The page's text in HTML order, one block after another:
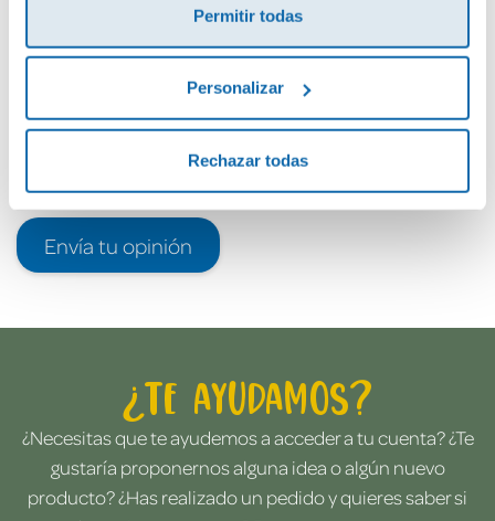
Permitir todas
Personalizar
Rechazar todas
Debes iniciar sesión para poder valorarlo
Envía tu opinión
¿Te ayudamos?
¿Necesitas que te ayudemos a acceder a tu cuenta? ¿Te
gustaría proponernos alguna idea o algún nuevo
producto? ¿Has realizado un pedido y quieres saber si